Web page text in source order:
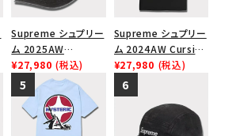
Supreme シュプリー
ム 2025AW
Pigment Coated
2-Tone S Logo 6-
Panel Cap ピグメン
トコーテッド 2トーン
エスロゴ 6パネルキャ
¥27,980 (税込)
Supreme シュプリー
ム 2024AW Cursive
S/S Top カーシブシ
ョートスリーブトップ
Tシャツ ブラック 黒
¥27,980 (税込)